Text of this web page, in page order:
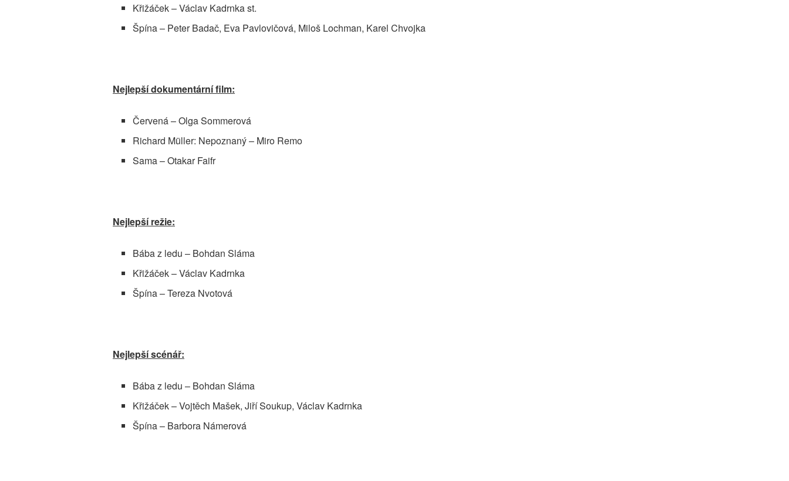
Křižáček – Václav Kadrnka st.
Špína – Peter Badač, Eva Pavlovičová, Miloš Lochman, Karel Chvojka
Nejlepší dokumentární film:
Červená – Olga Sommerová
Richard Müller: Nepoznaný – Miro Remo
Sama – Otakar Faifr
Nejlepší režie:
Bába z ledu – Bohdan Sláma
Křižáček – Václav Kadrnka
Špína – Tereza Nvotová
Nejlepší scénář:
Bába z ledu – Bohdan Sláma
Křižáček – Vojtěch Mašek, Jiří Soukup, Václav Kadrnka
Špína – Barbora Námerová